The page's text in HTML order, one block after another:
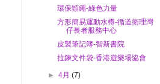
環保頸繩-綠色力量
方形簡易運動水樽-循道衛理灣
仔長者服務中心
皮製筆記簿-智新書院
拉鍊文件袋-香港遊樂場協會
►4月(7)